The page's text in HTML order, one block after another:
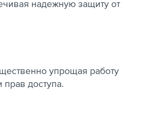
надежную защиту от
упрощая работу
доступа.